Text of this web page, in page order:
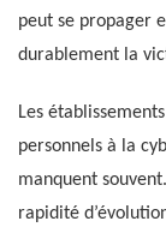
peut se propager
durablement la
Les
personnels à la
manquent
rapidité